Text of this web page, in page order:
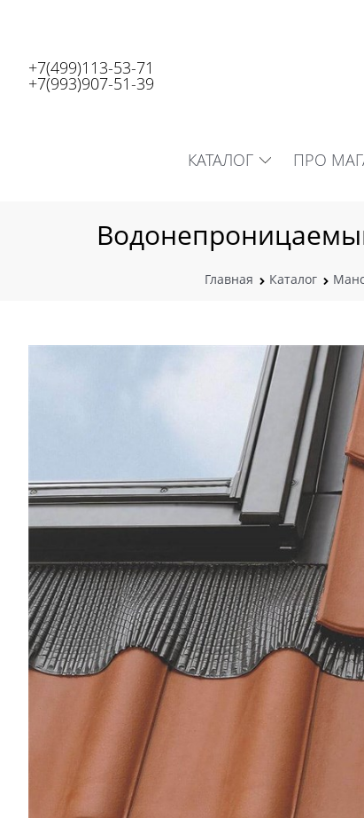
+7(499)113-53-71
+7(993)907-51-39
КАТАЛОГ ПРО
Главная Каталог